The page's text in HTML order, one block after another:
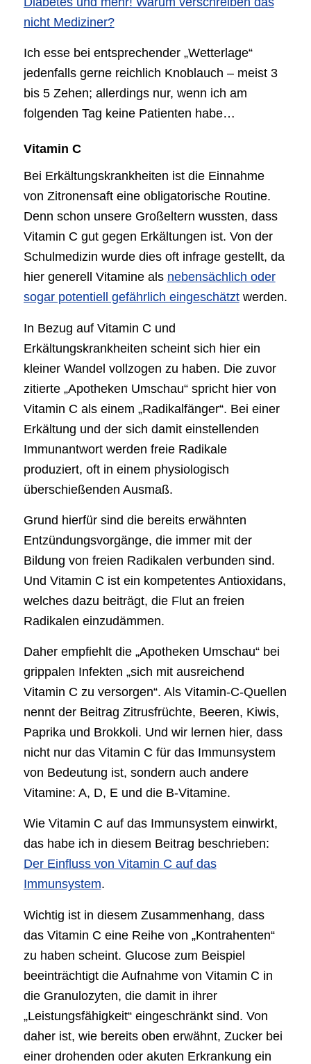
nicht Mediziner?
Ich esse bei entsprechender „Wetterlage“
jedenfalls gerne reichlich Knoblauch – meist 3
bis 5 Zehen; allerdings nur, wenn ich am
folgenden Tag keine Patienten habe…
Vitamin C
Bei Erkältungskrankheiten ist die Einnahme
von Zitronensaft eine obligatorische Routine.
Denn schon unsere Großeltern wussten, dass
Vitamin C gut gegen Erkältungen ist. Von der
Schulmedizin wurde dies oft infrage gestellt, da
hier generell Vitamine als nebensächlich oder
sogar potentiell gefährlich eingeschätztwerden.
In Bezug auf Vitamin C und
Erkältungskrankheiten scheint sich hier ein
kleiner Wandel vollzogen zu haben. Die zuvor
zitierte „Apotheken Umschau“ spricht hier von
Vitamin C als einem „Radikalfänger“. Bei einer
Erkältung und der sich damit einstellenden
Immunantwort werden freie Radikale
produziert, oft in einem physiologisch
überschießenden Ausmaß.
Grund hierfür sind die bereits erwähnten
Entzündungsvorgänge, die immer mit der
Bildung von freien Radikalen verbunden sind.
Und Vitamin C ist ein kompetentes Antioxidans,
welches dazu beiträgt, die Flut an freien
Radikalen einzudämmen.
Daher empfiehlt die „Apotheken Umschau“ bei
grippalen Infekten „sich mit ausreichend
Vitamin C zu versorgen“. Als Vitamin-C-Quellen
nennt der Beitrag Zitrusfrüchte, Beeren, Kiwis,
Paprika und Brokkoli. Und wir lernen hier, dass
nicht nur das Vitamin C für das Immunsystem
von Bedeutung ist, sondern auch andere
Vitamine: A, D, E und die B-Vitamine.
Wie Vitamin C auf das Immunsystem einwirkt,
das habe ich in diesem Beitrag beschrieben:
Der Einfluss von Vitamin C auf das
Immunsystem.
Wichtig ist in diesem Zusammenhang, dass
das Vitamin C eine Reihe von „Kontrahenten“
zu haben scheint. Glucose zum Beispiel
beeinträchtigt die Aufnahme von Vitamin C in
die Granulozyten, die damit in ihrer
„Leistungsfähigkeit“ eingeschränkt sind. Von
daher ist, wie bereits oben erwähnt, Zucker bei
einer drohenden oder akuten Erkrankung ein